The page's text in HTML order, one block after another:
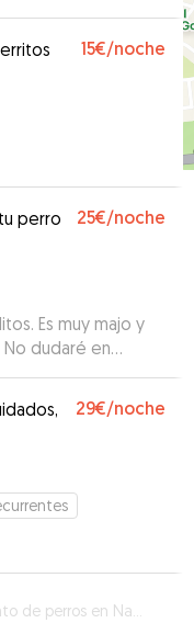
mensajes
finca grande
jugar felices. Ha
perro, pero no
15€/noche
perro 25€/noche
Es muy majo y
dudaré en
29€/noche
perros en Navalcarnero